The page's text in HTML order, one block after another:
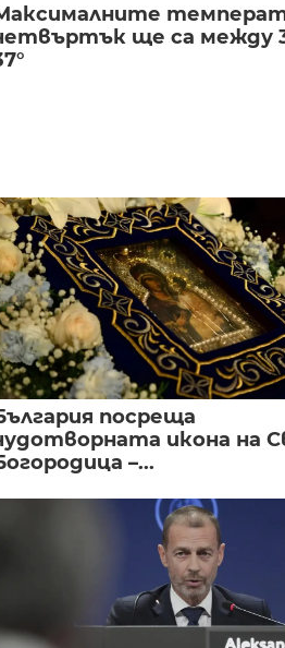
ще са между
посреща
икона на
–...